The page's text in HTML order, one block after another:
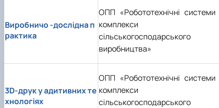
Виробничо -дослідна п
рактика
ОПП «Робототехнічні системи
комплекси
сільськогосподарського
виробництва»
3D-друк у адитивних те
хнологіях
ОПП «Робототехнічні системи
комплекси
сільськогосподарського